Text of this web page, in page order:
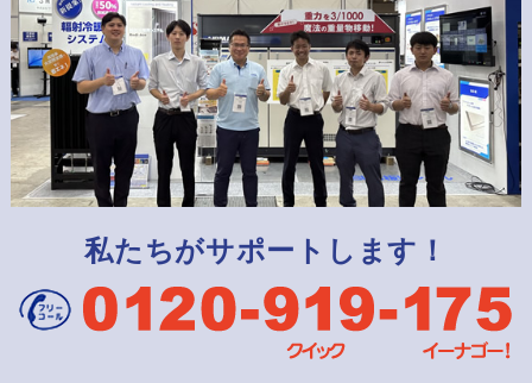
私たちがサポートします！